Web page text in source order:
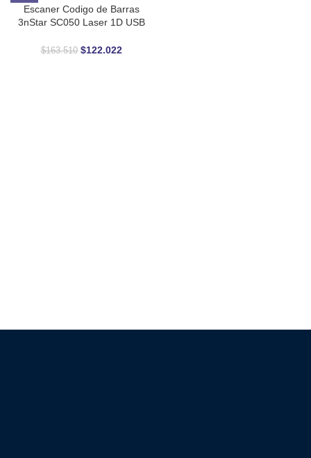
Escaner Codigo de Barras
3nStar SC050 Laser 1D USB
$163.510 $122.022